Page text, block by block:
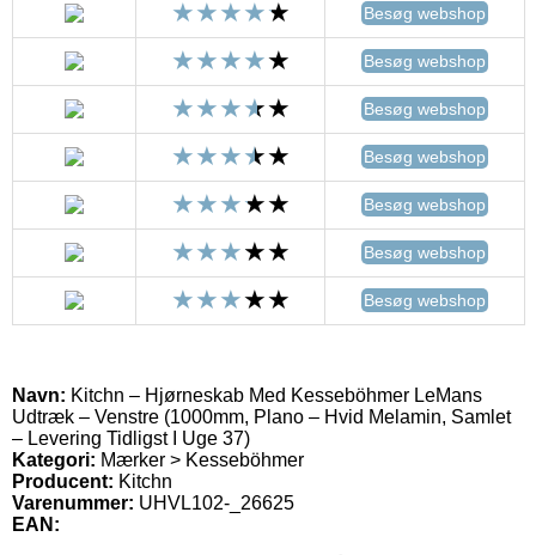
Besøg webshop
Besøg webshop
Besøg webshop
Besøg webshop
Besøg webshop
Besøg webshop
Besøg webshop
Navn: Kitchn – Hjørneskab Med Kesseböhmer LeMans
Udtræk – Venstre (1000mm, Plano – Hvid Melamin, Samlet
– Levering Tidligst I Uge 37)
Kategori: Mærker > Kesseböhmer
Producent: Kitchn
Varenummer: UHVL102-_26625
EAN: